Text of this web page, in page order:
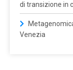
di transizione in
Venezia